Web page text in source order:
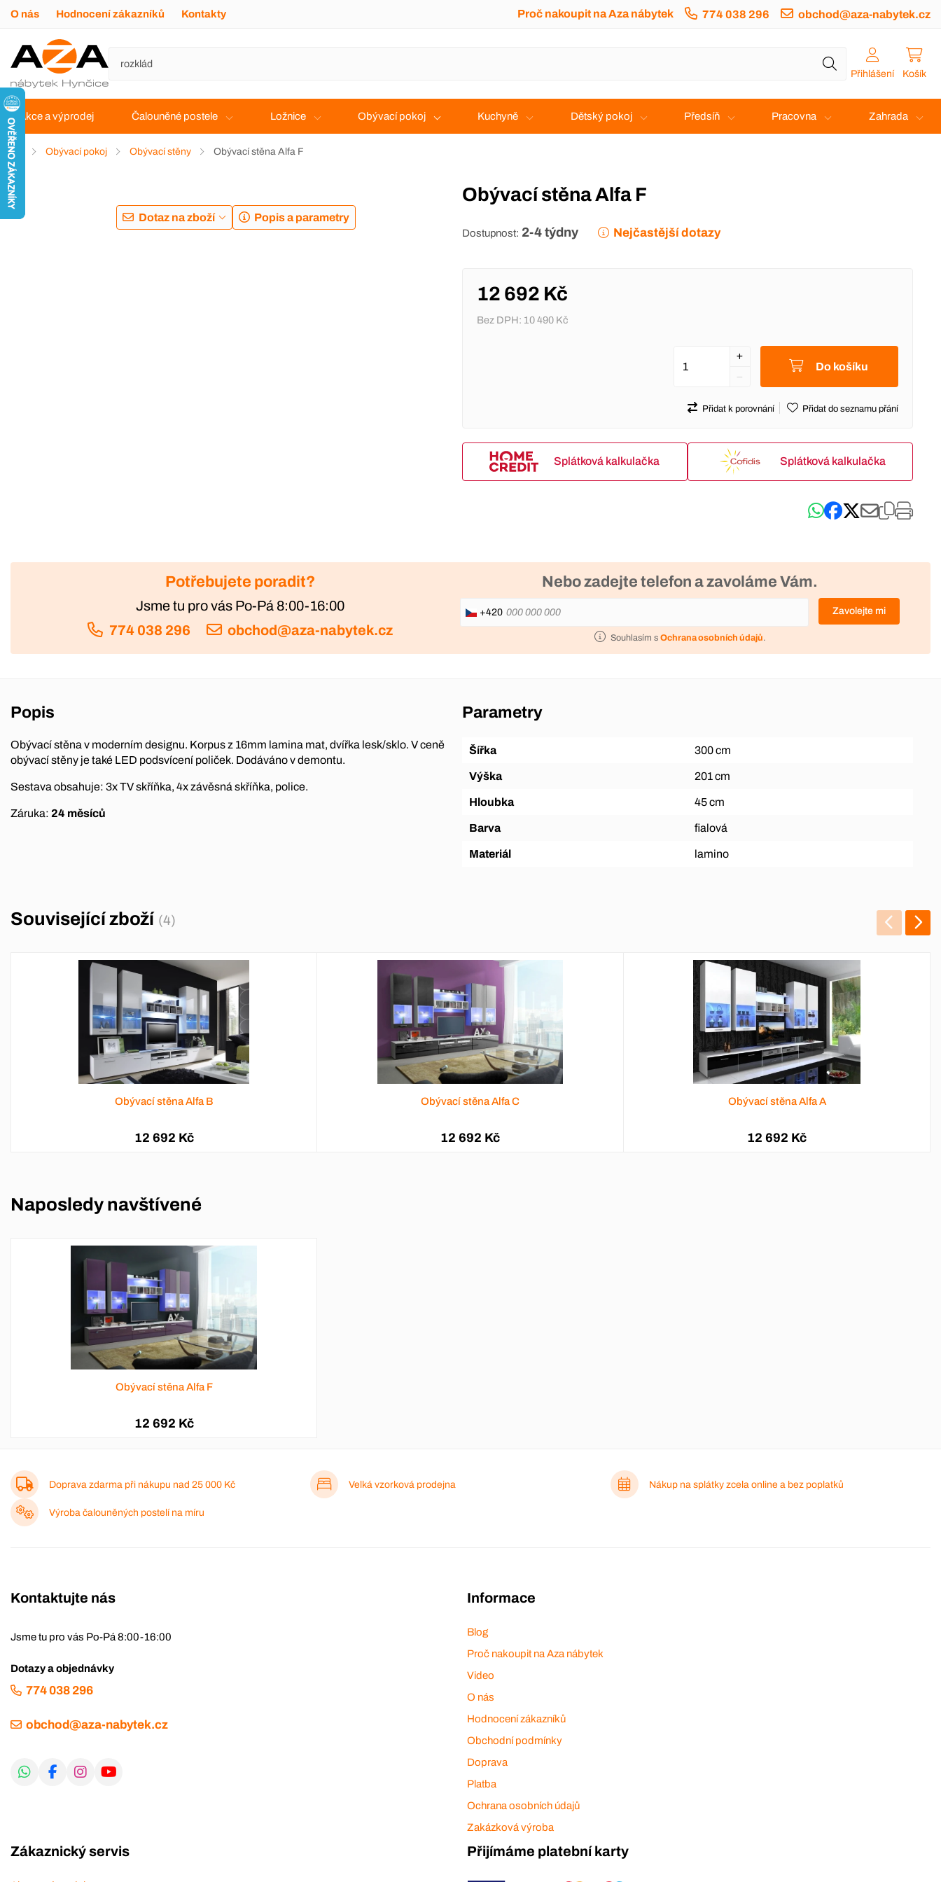
O nás Hodnocení zákazníků Kontakty Proč nakoupit na Aza nábytek 774 038 296 obchod@aza-nabytek.cz
Přihlášení Košík
Akce a výprodej Čalouněné postele Ložnice Obývací pokoj Kuchyně Dětský pokoj Předsíň Pracovna Zahrada
Obývací pokoj Obývací stěny Obývací stěna Alfa F
Dotaz na zboží Popis a parametry
Obývací stěna Alfa F
Dostupnost: 2-4 týdny Nejčastější dotazy
12 692 Kč
Bez DPH: 10 490 Kč
Do košíku
Přidat k porovnání Přidat do seznamu přání
Splátková kalkulačka Splátková kalkulačka
Potřebujete poradit?
Jsme tu pro vás Po-Pá 8:00-16:00
774 038 296
obchod@aza-nabytek.cz
Nebo zadejte telefon a zavoláme Vám.
+420 Zavolejte mi
Souhlasím s Ochrana osobních údajů.
Popis
Obývací stěna v moderním designu. Korpus z 16mm lamina mat, dvířka lesk/sklo. V ceně
obývací stěny je také LED podsvícení poliček. Dodáváno v demontu.
Sestava obsahuje: 3x TV skříňka, 4x závěsná skříňka, police.
Záruka: 24 měsíců
Parametry
Šířka 300 cm
Výška 201 cm
Hloubka 45 cm
Barva fialová
Materiál lamino
Související zboží (4)
Obývací stěna Alfa B
12 692 Kč
Obývací stěna Alfa C
12 692 Kč
Obývací stěna Alfa A
12 692 Kč
Naposledy navštívené
Obývací stěna Alfa F
12 692 Kč
Doprava zdarma při nákupu nad 25 000 Kč Velká vzorková prodejna Nákup na splátky zcela online a bez poplatků
Výroba čalouněných postelí na míru
Kontaktujte nás
Jsme tu pro vás Po-Pá 8:00-16:00
Dotazy a objednávky
774 038 296
obchod@aza-nabytek.cz
Informace
Blog
Proč nakoupit na Aza nábytek
Video
O nás
Hodnocení zákazníků
Obchodní podmínky
Doprava
Platba
Ochrana osobních údajů
Zakázková výroba
Zákaznický servis Přijímáme platební karty